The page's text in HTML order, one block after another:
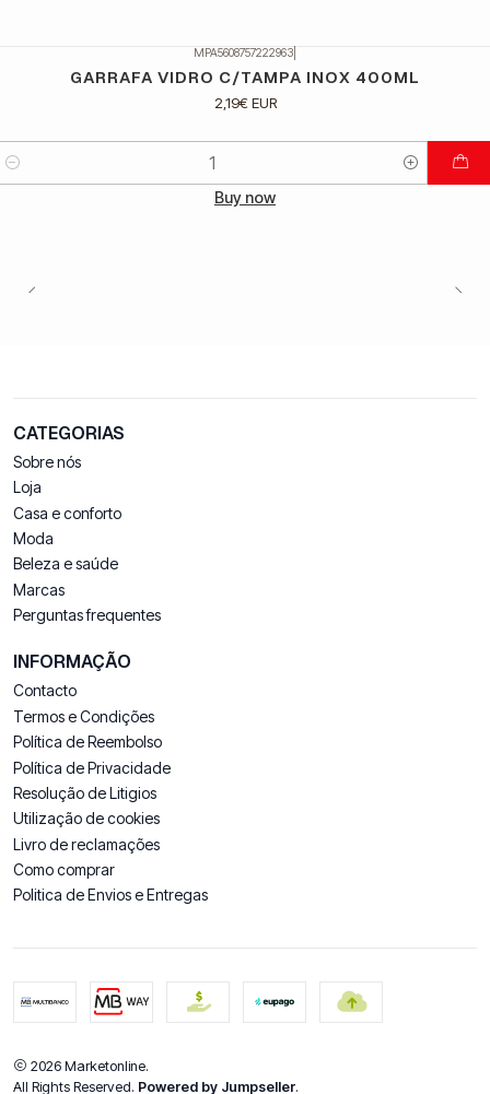
MPA5608757222963
GARRAFA VIDRO C/TAMPA INOX 400ML
2,19€ EUR
Buy now
CATEGORIAS
Sobre nós
Loja
Casa e conforto
Moda
Beleza e saúde
Marcas
Perguntas frequentes
INFORMAÇÃO
Contacto
Termos e Condições
Política de Reembolso
Política de Privacidade
Resolução de Litigios
Utilização de cookies
Livro de reclamações
Como comprar
Politica de Envios e Entregas
2026 Marketonline.
All Rights Reserved. Powered by Jumpseller.